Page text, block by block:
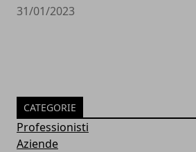
31/01/2023
CATEGORIE
Professionisti
Aziende